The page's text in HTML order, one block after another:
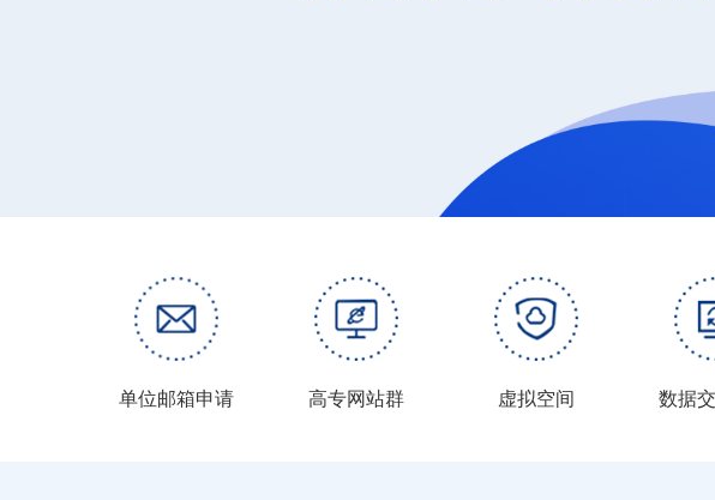
单位邮箱申请 高专网站群 虚拟空间 数据